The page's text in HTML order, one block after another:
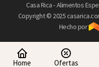
Home Ofertas
Casa Rica - Alimentos
Copyright © 2025
Hecho por